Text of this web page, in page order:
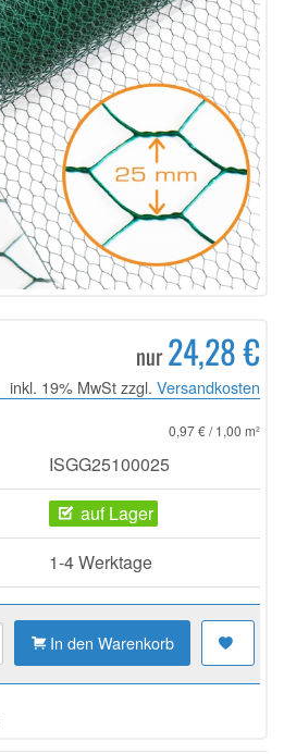
nur24,28 €
inkl. 19% MwSt zzgl. Versandkosten
0,97 € / 1,00 m²
ISGG25100025
auf Lager
1-4 Werktage
In den Warenkorb